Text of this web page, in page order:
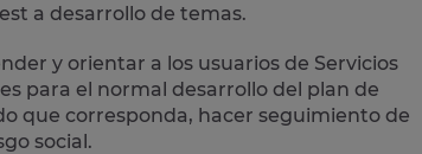
a desarrollo de temas.
y orientar a los usuarios de Servicios
para el normal desarrollo del plan de
que corresponda, hacer seguimiento de
social.